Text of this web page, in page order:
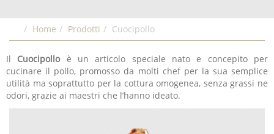
Home Prodotti Cuocipollo
Il Cuocipolloè un articolo speciale nato e concepito per
cucinare il pollo, promosso da molti chef per la sua semplice
utilità ma soprattutto per la cottura omogenea, senza grassi ne
odori, grazie ai maestri che l’hanno ideato.